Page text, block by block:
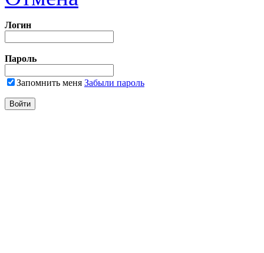
Логин
Пароль
Запомнить меня Забыли пароль